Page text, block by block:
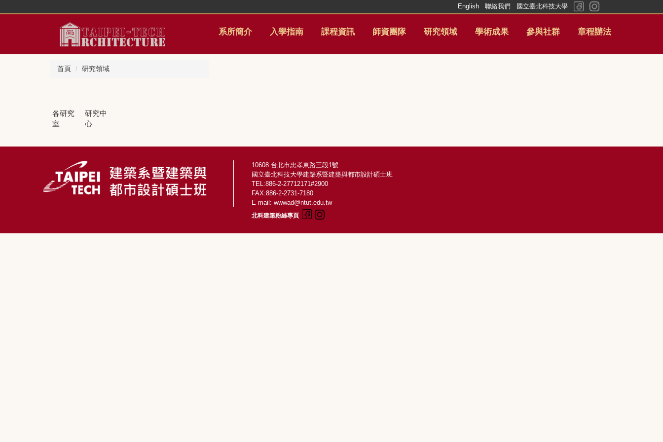
系所簡介 入學指南 課程資訊 師資團隊 研究領域 學術成果 參與社群 章程辦法
English 聯絡我們 國立臺北科技大學
首頁 研究領域
各研究
室
研究中
心
10608 台北市忠孝東路三段1號
國立臺北科技大學建築系暨建築與都市設計碩士班
TEL:886-2-27712171#2900
FAX:886-2-2731-7180
E-mail: wwwad@ntut.edu.tw
北科建築粉絲專頁